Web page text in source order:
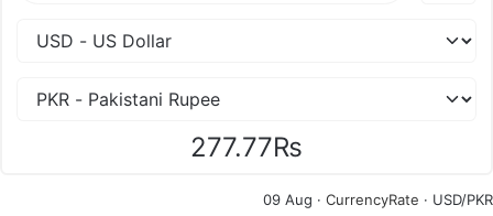
277.77₨
09 Aug · CurrencyRate · USD/PKR